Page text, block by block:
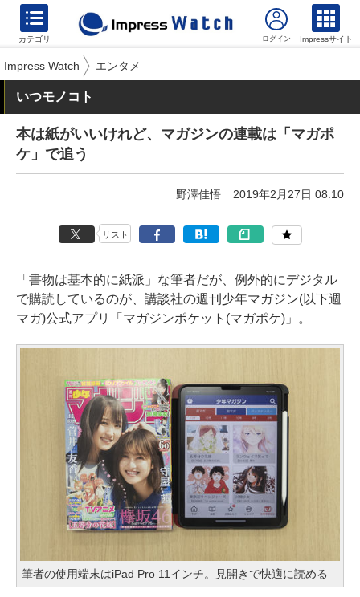
カテゴリ Impressサイト
Impress Watch エンタメ
いつモノコト
本は紙がいいけれど、マガジンの連載は「マガポ
ケ」で追う
野澤佳悟 2019年2月27日 08:10
リスト
「書物は基本的に紙派」な筆者だが、例外的にデジタル
で購読しているのが、講談社の週刊少年マガジン(以下週
マガ)公式アプリ「 マガジンポケット(マガポケ)」。
筆者の使用端末はiPad Pro 11インチ。見開きで快適に読める